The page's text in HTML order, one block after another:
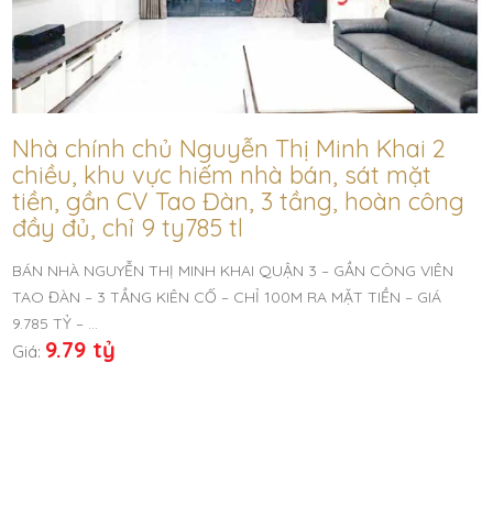
Nhà chính chủ Nguyễn Thị Minh Khai 2
chiều, khu vực hiếm nhà bán, sát mặt
tiền, gần CV Tao Đàn, 3 tầng, hoàn công
đầy đủ, chỉ 9 ty785 tl
BÁN NHÀ NGUYỄN THỊ MINH KHAI QUẬN 3 – GẦN CÔNG VIÊN
TAO ĐÀN – 3 TẦNG KIÊN CỐ – CHỈ 100M RA MẶT TIỀN – GIÁ
9.785 TỶ – …
Giá: 9.79 tỷ